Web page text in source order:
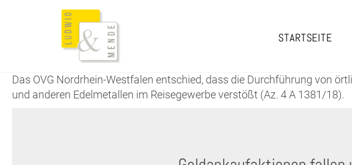
STARTSEITE
Das OVG Nordrhein-Westfalen entschied, dass die Durchführung von
und anderen Edelmetallen im Reisegewerbe verstößt (Az. 4 A 1381/18).